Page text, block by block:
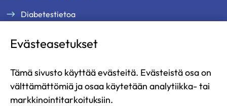
Diabetestietoa
Jäsenille
Ajankohtaista
Yritysyhteistyö ja kumppanuus
Evästeasetukset
Tämä sivusto käyttää evästeitä. Evästeistä osa on
välttämättömiä ja osaa käytetään analytiikka- tai
markkinointitarkoituksiin.